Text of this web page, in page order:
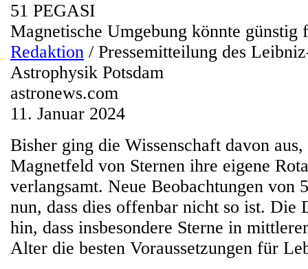
51 PEGASI
Magnetische Umgebung könnte günstig
Redaktion / Pressemitteilung des
Astrophysik Potsdam
astronews.com
11. Januar 2024
Bisher ging die Wissenschaft davon aus,
Magnetfeld von Sternen ihre eigene
verlangsamt. Neue Beobachtungen von
nun, dass dies offenbar nicht so ist. Die
hin, dass insbesondere Sterne in
Alter die besten Voraussetzungen für